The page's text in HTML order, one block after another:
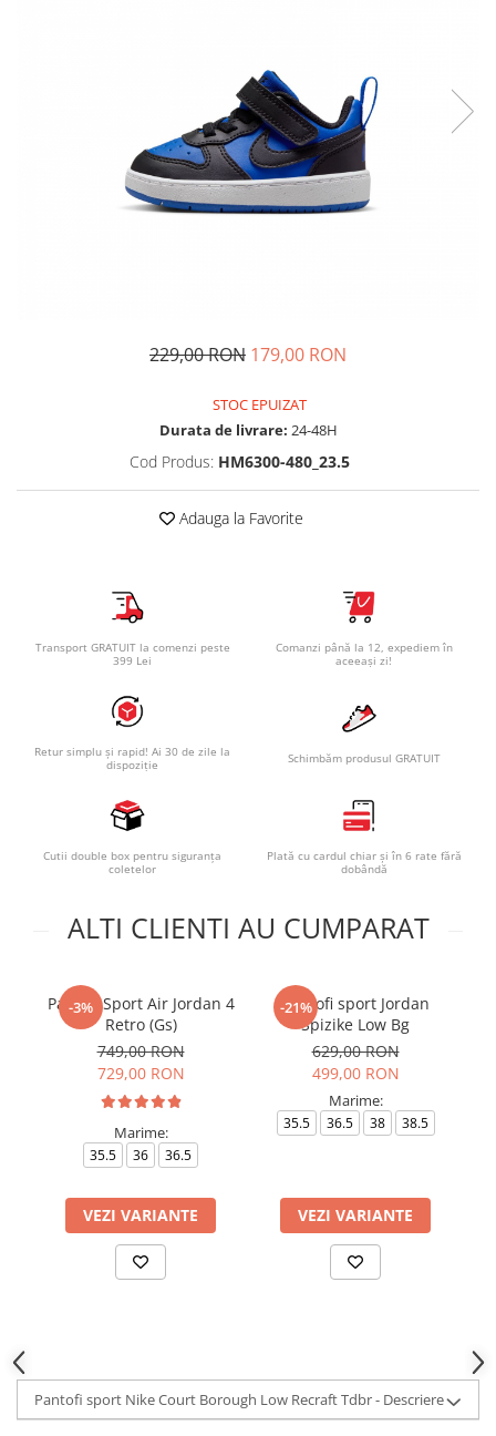
Ingrijire incaltaminte
229,00 RON 179,00 RON
STOC EPUIZAT
Durata de livrare: 24-48H
Cod Produs: HM6300-480_23.5
Adauga la Favorite
Transport GRATUIT la comenzi peste
399 Lei
Comanzi până la 12, expediem în
aceeași zi!
Retur simplu și rapid! Ai 30 de zile la
dispoziție
Schimbăm produsul GRATUIT
Cutii double box pentru siguranța
coletelor
Plată cu cardul chiar și în 6 rate fără
dobândă
ALTI CLIENTI AU CUMPARAT
-3%
Pantofi Sport Air Jordan 4
Retro (Gs)
749,00 RON
729,00 RON
Marime:
35.5 36 36.5
VEZI VARIANTE
-21%
Pantofi sport Jordan
Spizike Low Bg
629,00 RON
499,00 RON
Marime:
35.5 36.5 38 38.5
VEZI VARIANTE
Pantofi sport Nike Court Borough Low Recraft Tdbr - Descriere